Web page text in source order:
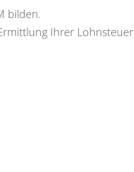
bilden.
Ihrer Lohnsteuer